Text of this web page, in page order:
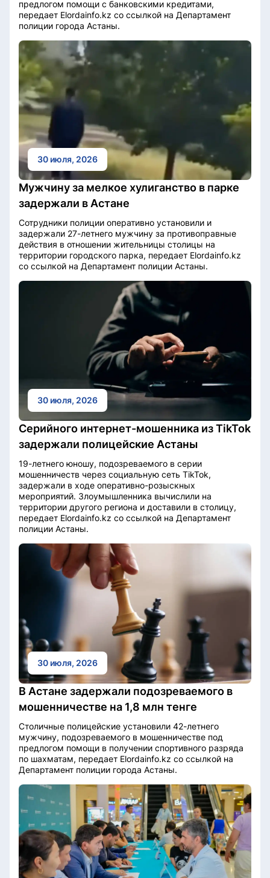
предлогом помощи с банковскими кредитами,
передает Elordainfo.kz со ссылкой на Департамент
полиции города Астаны.
30 июля, 2026
Мужчину за мелкое хулиганство в парке
задержали в Астане
Сотрудники полиции оперативно установили и
задержали 27-летнего мужчину за противоправные
действия в отношении жительницы столицы на
территории городского парка, передает Elordainfo.kz
со ссылкой на Департамент полиции Астаны.
30 июля, 2026
Серийного интернет-мошенника из TikTok
задержали полицейские Астаны
19-летнего юношу, подозреваемого в серии
мошенничеств через социальную сеть TikTok,
задержали в ходе оперативно-розыскных
мероприятий. Злоумышленника вычислили на
территории другого региона и доставили в столицу,
передает Elordainfo.kz со ссылкой на Департамент
полиции Астаны.
30 июля, 2026
В Астане задержали подозреваемого в
мошенничестве на 1,8 млн тенге
Столичные полицейские установили 42-летнего
мужчину, подозреваемого в мошенничестве под
предлогом помощи в получении спортивного разряда
по шахматам, передает Elordainfo.kz со ссылкой на
Департамент полиции города Астаны.